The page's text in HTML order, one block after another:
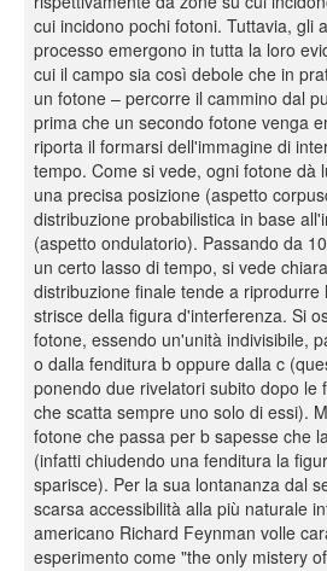
cui incidono pochi fotoni. Tuttavia, gli
processo emergono in tutta la loro
cui il campo sia così debole che in
un fotone – percorre il cammino dal
prima che un secondo fotone venga
riporta il formarsi dell'immagine di
tempo. Come si vede, ogni fotone dà
una precisa posizione (aspetto
distribuzione probabilistica in base
(aspetto ondulatorio). Passando da
un certo lasso di tempo, si vede
distribuzione finale tende a riprodurre
strisce della figura d'interferenza. Si
fotone, essendo un'unità indivisibile,
o dalla fenditura b oppure dalla c
ponendo due rivelatori subito dopo le
che scatta sempre uno solo di essi).
fotone che passa per b sapesse che
(infatti chiudendo una fenditura la
sparisce). Per la sua lontananza dal
scarsa accessibilità alla più naturale
americano Richard Feynman volle
esperimento come "the only mistery